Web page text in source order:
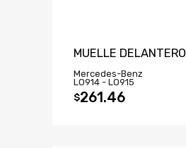
MUELLE DELANTERO
Mercedes-Benz
LO914 - LO915
$261.46